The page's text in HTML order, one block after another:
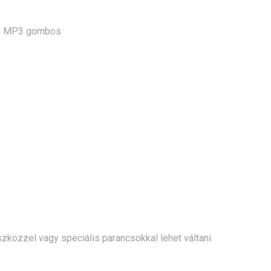
MP3 gombos
vagy speciális parancsokkal lehet váltani.